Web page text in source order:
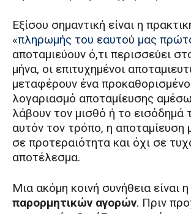
Εξίσου σημαντική είναι η
«πληρωμής του εαυτού μας
αποταμιεύουν ό,τι περισσεύει
μήνα, οι επιτυχημένοι
μεταφέρουν ένα
λογαριασμό αποταμίευσης
λάβουν τον μισθό ή το εισόδημά
αυτόν τον τρόπο, η αποταμίευση
σε προτεραιότητα και όχι σε
αποτέλεσμα.
Μια ακόμη κοινή συνήθεια είναι η
παρορμητικών αγορών. Πριν